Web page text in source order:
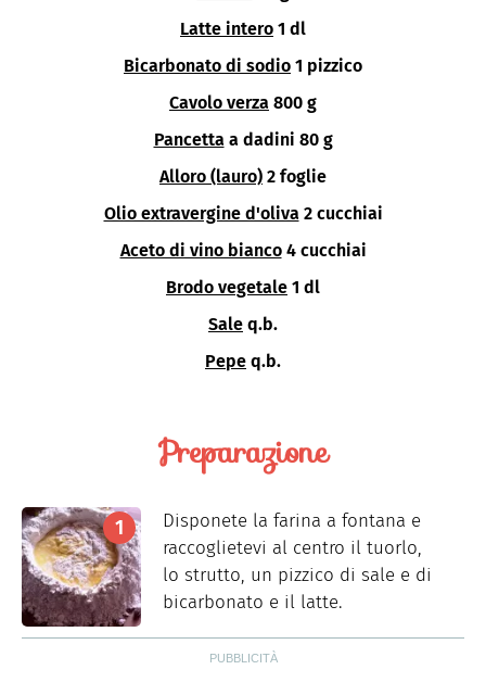
Latte intero 1 dl
Bicarbonato di sodio 1 pizzico
Cavolo verza 800 g
Pancetta a dadini 80 g
Alloro (lauro) 2 foglie
Olio extravergine d'oliva 2 cucchiai
Aceto di vino bianco 4 cucchiai
Brodo vegetale 1 dl
Sale q.b.
Pepe q.b.
Preparazione
Disponete la farina a fontana e
raccoglietevi al centro il tuorlo,
lo strutto, un pizzico di sale e di
bicarbonato e il latte.